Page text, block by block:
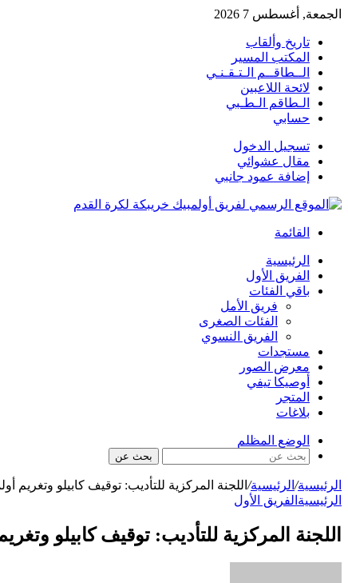
الجمعة, أغسطس 7 2026
تاريخ وألقاب
المكتب المسير
الــطاقــم الـتـقـنـي
لائحة اللاعبين
الـطاقم الـطـبي
حسابي
تسجيل الدخول
مقال عشوائي
إضافة عمود جانبي
القائمة
الرئيسية
الفريق الأول
باقي الفئات
فريق الأمل
الفئات الصغرى
الفريق النسوي
مستجدات
معرض الصور
أوصيكا تيفي
المتجر
بلاغات
الوضع المظلم
بحث عن
الرئيسية/ الرئيسية/ اللجنة المركزية للتأديب: توقيف كابيلو وتغريم
الرئيسية الفريق الأول
اللجنة المركزية للتأديب: توقيف كابيلو